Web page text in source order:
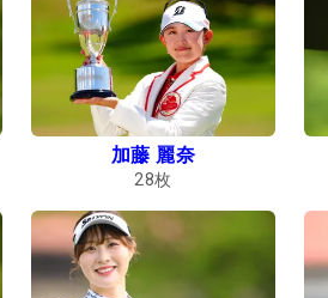
加藤 麗奈
28枚